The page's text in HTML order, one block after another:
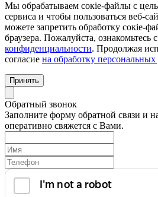
Мы обрабатываем сокіе-файлы с
сервиса и чтобы пользоваться веб-
можете запретить обработку сокіе-
браузера. Пожалуйста, ознакомьтесь с
конфиденциальности. Продолжая
согласие на обработку
Принять
Обратный звонок
Заполните форму обратной связи и
оперативно свяжется с Вами.